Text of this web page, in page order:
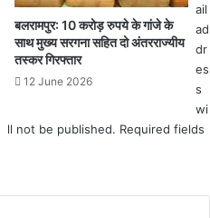
बलरामपुर: 10 करोड़ रुपये के गांजे के
साथ मुख्य सरगना सहित दो अंतरराज्यीय
तस्कर गिरफ्तार
12 June 2026
ail
ad
dr
es
s
wi
ll not be published. Required fields